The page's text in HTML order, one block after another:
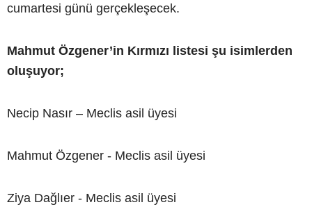
cumartesi günü gerçekleşecek.
Mahmut Özgener’in Kırmızı listesi şu isimlerden
oluşuyor;
Necip Nasır – Meclis asil üyesi
Mahmut Özgener - Meclis asil üyesi
Ziya Dağlıer - Meclis asil üyesi